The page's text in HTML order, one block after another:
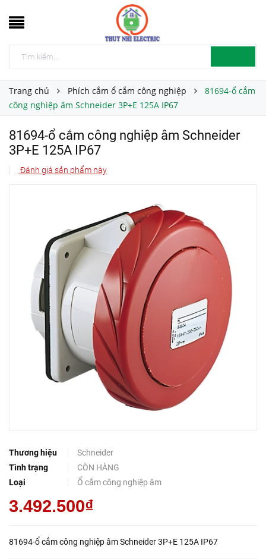
Trang chủ Phích cắm ổ cắm công nghiệp
81694-ổ cắm
công nghiệp âm Schneider 3P+E 125A IP67
81694-ổ cắm công nghiệp âm Schneider
3P+E 125A IP67
Đánh giá sản phẩm này
Thương hiệu
Schneider
Tình trạng
CÒN HÀNG
Loại
Ổ cắm công nghiệp âm
3.492.500₫
81694-ổ cắm công nghiệp âm Schneider 3P+E 125A IP67